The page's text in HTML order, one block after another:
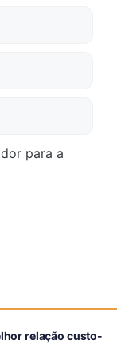
para a
relação custo-